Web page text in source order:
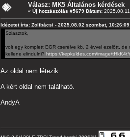
Válasz: MK5 Általános kérdések
« Új hozzászólás #5679 Dátum:
Idézetet írta: Zolibácsi - 2025.08.02 szombat, 10:26:09
Sziasztok,
volt egy komplett EGR cserélve kb. 2 évvel ezelőtt,
kellene elindulni? https://kepkuldes.com/image/
Az oldal nem létezik
A kért oldal nem található.
AndyA